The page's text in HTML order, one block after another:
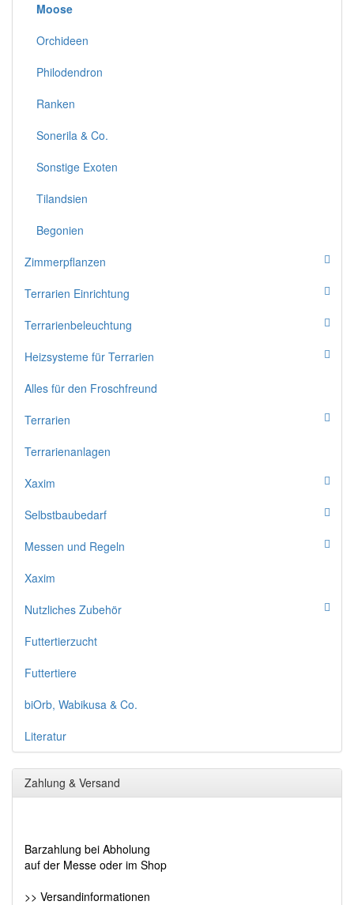
Moose
Orchideen
Philodendron
Ranken
Sonerila & Co.
Sonstige Exoten
Tilandsien
Begonien
Zimmerpflanzen
Terrarien Einrichtung
Terrarienbeleuchtung
Heizsysteme für Terrarien
Alles für den Froschfreund
Terrarien
Terrarienanlagen
Xaxim
Selbstbaubedarf
Messen und Regeln
Xaxim
Nutzliches Zubehör
Futtertierzucht
Futtertiere
biOrb, Wabikusa & Co.
Literatur
Zahlung & Versand
Barzahlung bei Abholung
auf der Messe oder im Shop
>> Versandinformationen